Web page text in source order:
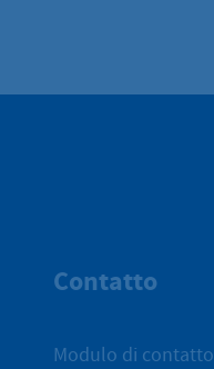
Contatto
Modulo di contatto